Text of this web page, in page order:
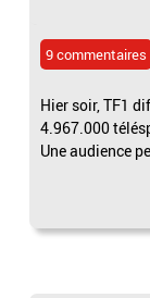
9 commentaires
Hier soir, TF1
4.967.000
Une audience